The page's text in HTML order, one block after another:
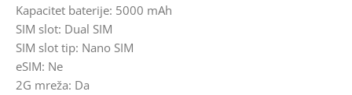
Kapacitet baterije: 5000 mAh
SIM slot: Dual SIM
SIM slot tip: Nano SIM
eSIM: Ne
2G mreža: Da